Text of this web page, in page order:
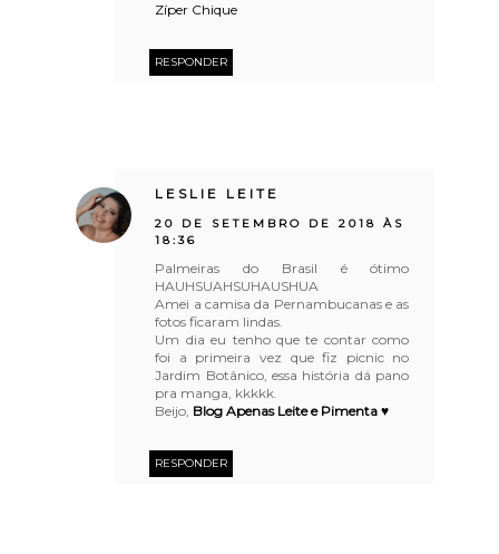
Zíper Chique
RESPONDER
LESLIE LEITE
20 DE SETEMBRO DE 2018 ÀS
18:36
Palmeiras do Brasil é ótimo
HAUHSUAHSUHAUSHUA
Amei a camisa da Pernambucanas e as
fotos ficaram lindas.
Um dia eu tenho que te contar como
foi a primeira vez que fiz picnic no
Jardim Botânico, essa história dá pano
pra manga, kkkkk.
Beijo, Blog Apenas Leite e Pimenta ♥
RESPONDER